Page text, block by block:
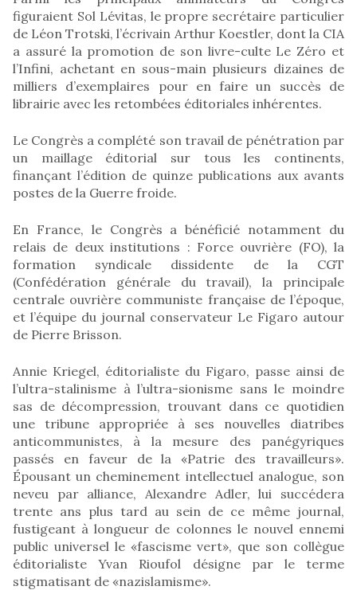
figuraient Sol Lévitas, le propre secrétaire particulier
de Léon Trotski, l’écrivain Arthur Koestler, dont la CIA
a assuré la promotion de son livre-culte Le Zéro et
l’Infini, achetant en sous-main plusieurs dizaines de
milliers d’exemplaires pour en faire un succès de
librairie avec les retombées éditoriales inhérentes.
Le Congrès a complété son travail de pénétration par
un maillage éditorial sur tous les continents,
finançant l’édition de quinze publications aux avants
postes de la Guerre froide.
En France, le Congrès a bénéficié notamment du
relais de deux institutions : Force ouvrière (FO), la
formation syndicale dissidente de la CGT
(Confédération générale du travail), la principale
centrale ouvrière communiste française de l’époque,
et l’équipe du journal conservateur Le Figaro autour
de Pierre Brisson.
Annie Kriegel, éditorialiste du Figaro, passe ainsi de
l’ultra-stalinisme à l’ultra-sionisme sans le moindre
sas de décompression, trouvant dans ce quotidien
une tribune appropriée à ses nouvelles diatribes
anticommunistes, à la mesure des panégyriques
passés en faveur de la «Patrie des travailleurs».
Épousant un cheminement intellectuel analogue, son
neveu par alliance, Alexandre Adler, lui succédera
trente ans plus tard au sein de ce même journal,
fustigeant à longueur de colonnes le nouvel ennemi
public universel le «fascisme vert», que son collègue
éditorialiste Yvan Rioufol désigne par le terme
stigmatisant de «nazislamisme».